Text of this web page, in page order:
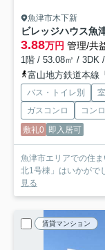
魚津市木下新
ビレッジハウス魚
3.88万円 管理/共
1階 / 53.08㎡ / 3DK
富山地方鉄道本線
バス・トイレ別
ガスコンロ
コン
敷礼0 即入居可
魚津市エリアでの住
北1号棟」はいかがで
見る
賃貸マンション